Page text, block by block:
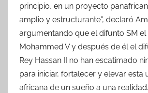
principio, en un proyecto
amplio y estructurante”, declaró
argumentando que el difunto SM el
Mohammed V y después de él el
Rey Hassan II no han escatimado
para iniciar, fortalecer y elevar esta
africana de un sueño a una realidad.